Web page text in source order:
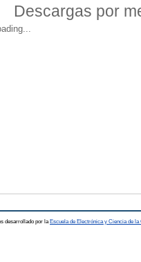
Descargas por
desarrollado por la Escuela de Electrónica y Ciencia de la